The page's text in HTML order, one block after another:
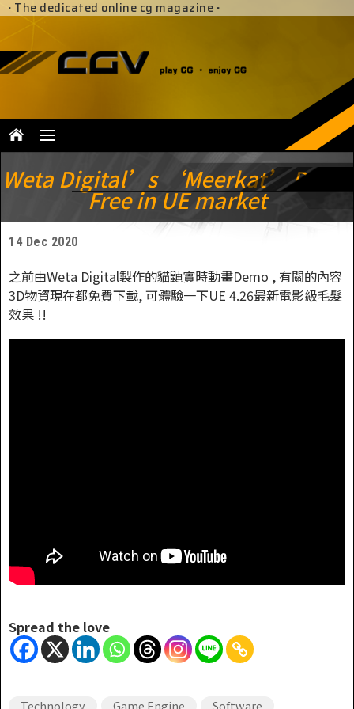
· The dedicated online cg magazine ·
Weta Digital’s ‘Meerkat’ Demo
Free in UE market
14 Dec 2020
之前由Weta Digital製作的貓鼬實時動畫Demo , 有關的內容
3D物資現在都免費下載, 可體驗一下UE 4.26最新電影級毛髮
效果 !!
Spread the love
Technology Game Engine Software